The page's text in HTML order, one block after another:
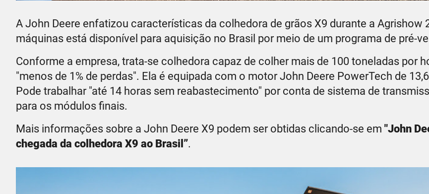
A John Deere enfatizou características da colhedora de grãos X9 durante a Agrishow
máquinas está disponível para aquisição no Brasil por meio de um programa de pré-
Conforme a empresa, trata-se colhedora capaz de colher mais de 100 toneladas por
"menos de 1% de perdas". Ela é equipada com o motor John Deere PowerTech de
Pode trabalhar "até 14 horas sem reabastecimento" por conta de sistema de
para os módulos finais.
Mais informações sobre a John Deere X9 podem ser obtidas clicando-se em "John
chegada da colhedora X9 ao Brasil”.